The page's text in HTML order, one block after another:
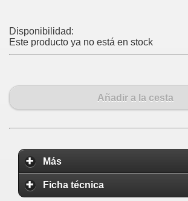
Disponibilidad:
Este producto ya no está en stock
Añadir a la cesta
Más
Ficha técnica